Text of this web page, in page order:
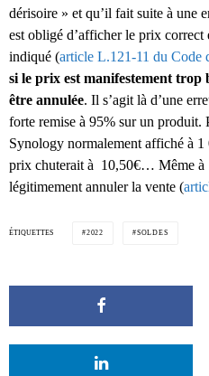
dérisoire » et qu’il fait suite à une
est obligé d’afficher le prix
indiqué (article L.121-11 du Code
si le prix est manifestement trop
être annulée. Il s’agit là d’une
forte remise à 95% sur un produit.
Synology normalement affiché à 1
prix chuterait à 10,50€… Même à
légitimement annuler la vente (
ÉTIQUETTES 2022 SOLDES